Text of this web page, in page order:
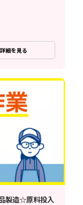
詳細を見る
製造☆原料投入